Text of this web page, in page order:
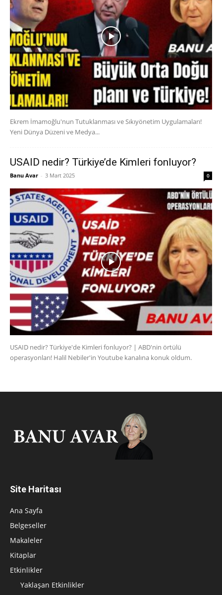
Ekrem İmamoğlu'nun Tutuklanması ve Sıkıyönetim Uygulamaları!
Yeni Dünya Düzeni ve Medya...
USAID nedir? Türkiye’de Kimleri fonluyor?
Banu Avar - 3 Mart 2025 0
USAID nedir? Türkiye'de Kimleri fonluyor? | ABD'nin örtülü
operasyonları! Halil Nebiler'in Youtube kanalına konuk oldum.
Site Haritası
Ana Sayfa
Belgeseller
Makaleler
Kitaplar
Etkinlikler
Yaklaşan Etkinlikler